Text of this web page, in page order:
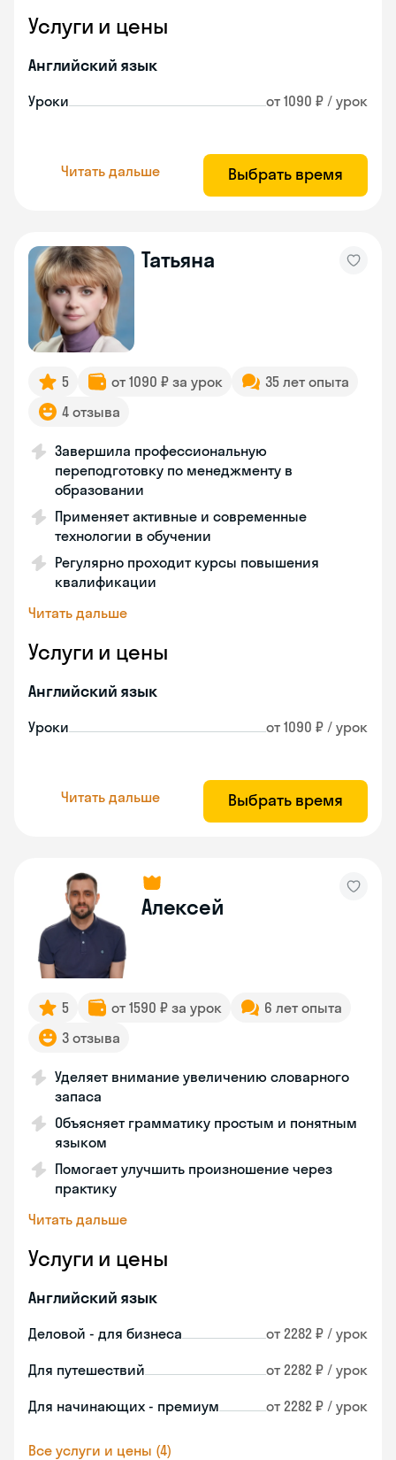
Услуги и цены
Английский язык
Уроки от 1090 ₽ / урок
Читать дальше Выбрать время
Татьяна
5 от 1090 ₽ за урок
35 лет опыта
4 отзыва
Завершила профессиональную
переподготовку по менеджменту в
образовании
Применяет активные и современные
технологии в обучении
Регулярно проходит курсы повышения
квалификации
Читать дальше
Услуги и цены
Английский язык
Уроки от 1090 ₽ / урок
Читать дальше Выбрать время
Алексей
5 от 1590 ₽ за урок
6 лет опыта
3 отзыва
Уделяет внимание увеличению словарного
запаса
Объясняет грамматику простым и понятным
языком
Помогает улучшить произношение через
практику
Читать дальше
Услуги и цены
Английский язык
Деловой - для бизнеса от 2282 ₽ / урок
Для путешествий от 2282 ₽ / урок
Для начинающих - премиум от 2282 ₽ / урок
Все услуги и цены (4)